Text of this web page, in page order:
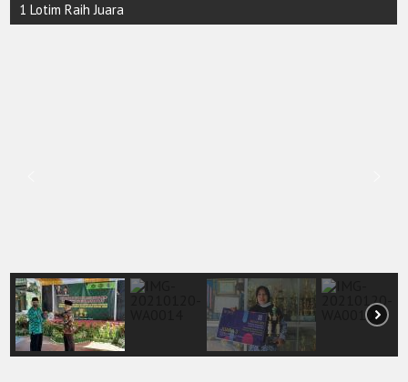
1 Lotim Raih Juara